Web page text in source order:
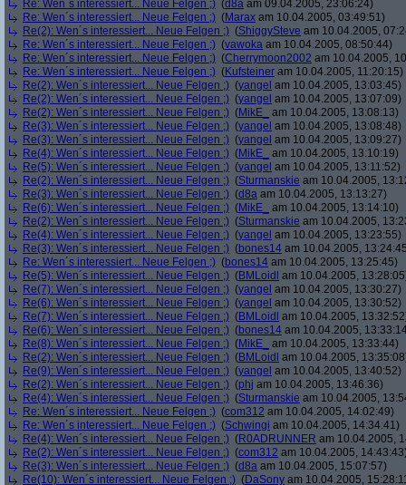
Re: Wen´s interessiert... Neue Felgen ;) (d8a am 09.04.2005, 23:06:24)
Re: Wen´s interessiert... Neue Felgen ;) (Marax am 10.04.2005, 03:49:51)
Re(2): Wen´s interessiert... Neue Felgen ;) (ShiggySteve am 10.04.2005,
Re: Wen´s interessiert... Neue Felgen ;) (vawoka am 10.04.2005, 08:50:44)
Re: Wen´s interessiert... Neue Felgen ;) (Cherrymoon2002 am 10.04.2005,
Re: Wen´s interessiert... Neue Felgen ;) (Kufsteiner am 10.04.2005, 11:20:15)
Re(2): Wen´s interessiert... Neue Felgen ;) (yangel am 10.04.2005, 13:03:45)
Re(2): Wen´s interessiert... Neue Felgen ;) (yangel am 10.04.2005, 13:07:09)
Re(2): Wen´s interessiert... Neue Felgen ;) (MikE_
am 10.04.2005, 13:08:13)
Re(3): Wen´s interessiert... Neue Felgen ;) (yangel am 10.04.2005, 13:08:48)
Re(3): Wen´s interessiert... Neue Felgen ;) (yangel am 10.04.2005, 13:09:27)
Re(4): Wen´s interessiert... Neue Felgen ;) (MikE_
am 10.04.2005, 13:10:19)
Re(5): Wen´s interessiert... Neue Felgen ;) (yangel am 10.04.2005, 13:11:52)
Re(2): Wen´s interessiert... Neue Felgen ;) (Sturmanskie am 10.04.2005,
Re(3): Wen´s interessiert... Neue Felgen ;) (d8a am 10.04.2005, 13:13:27)
Re(6): Wen´s interessiert... Neue Felgen ;) (MikE_
am 10.04.2005, 13:14:10)
Re(2): Wen´s interessiert... Neue Felgen ;) (Sturmanskie am 10.04.2005,
Re(4): Wen´s interessiert... Neue Felgen ;) (yangel am 10.04.2005, 13:23:55)
Re(3): Wen´s interessiert... Neue Felgen ;) (bones14 am 10.04.2005,
Re: Wen´s interessiert... Neue Felgen ;) (bones14 am 10.04.2005, 13:25:45)
Re(5): Wen´s interessiert... Neue Felgen ;) (BMLoidl am 10.04.2005,
Re(7): Wen´s interessiert... Neue Felgen ;) (yangel am 10.04.2005, 13:30:27)
Re(6): Wen´s interessiert... Neue Felgen ;) (yangel am 10.04.2005, 13:30:52)
Re(7): Wen´s interessiert... Neue Felgen ;) (BMLoidl am 10.04.2005,
Re(6): Wen´s interessiert... Neue Felgen ;) (bones14 am 10.04.2005,
Re(8): Wen´s interessiert... Neue Felgen ;) (MikE_
am 10.04.2005, 13:33:44)
Re(2): Wen´s interessiert... Neue Felgen ;) (BMLoidl am 10.04.2005,
Re(9): Wen´s interessiert... Neue Felgen ;) (yangel am 10.04.2005, 13:40:52)
Re(2): Wen´s interessiert... Neue Felgen ;) (phj am 10.04.2005, 13:46:36)
Re(4): Wen´s interessiert... Neue Felgen ;) (Sturmanskie am 10.04.2005,
Re: Wen´s interessiert... Neue Felgen ;) (com312 am 10.04.2005, 14:02:49)
Re: Wen´s interessiert... Neue Felgen ;) (Schwingi am 10.04.2005, 14:34:41)
Re(4): Wen´s interessiert... Neue Felgen ;) (R0ADRUNNER am 10.04.2005,
Re(2): Wen´s interessiert... Neue Felgen ;) (com312 am 10.04.2005,
Re(3): Wen´s interessiert... Neue Felgen ;) (d8a am 10.04.2005, 15:07:57)
Re(10): Wen´s interessiert... Neue Felgen ;) (DaSony am 10.04.2005,